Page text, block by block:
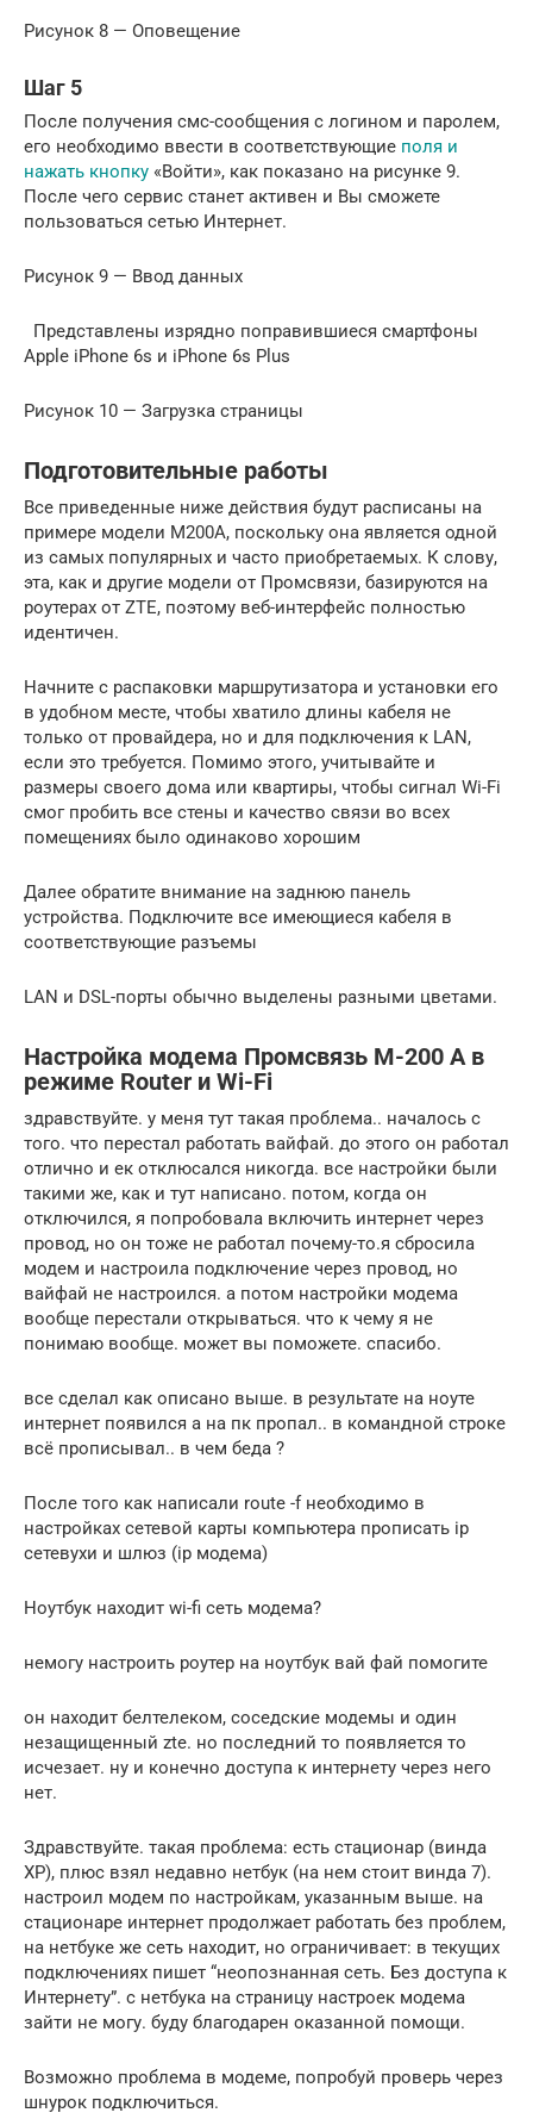
Рисунок 8 — Оповещение
Шаг 5
После получения смс-сообщения с логином и паролем,
его необходимо ввести в соответствующие поля и
нажать кнопку «Войти», как показано на рисунке 9.
После чего сервис станет активен и Вы сможете
пользоваться сетью Интернет.
Рисунок 9 — Ввод данных
Представлены изрядно поправившиеся смартфоны
Apple iPhone 6s и iPhone 6s Plus
Рисунок 10 — Загрузка страницы
Подготовительные работы
Все приведенные ниже действия будут расписаны на
примере модели M200A, поскольку она является одной
из самых популярных и часто приобретаемых. К слову,
эта, как и другие модели от Промсвязи, базируются на
роутерах от ZTE, поэтому веб-интерфейс полностью
идентичен.
Начните с распаковки маршрутизатора и установки его
в удобном месте, чтобы хватило длины кабеля не
только от провайдера, но и для подключения к LAN,
если это требуется. Помимо этого, учитывайте и
размеры своего дома или квартиры, чтобы сигнал Wi-Fi
смог пробить все стены и качество связи во всех
помещениях было одинаково хорошим
Далее обратите внимание на заднюю панель
устройства. Подключите все имеющиеся кабеля в
соответствующие разъемы
LAN и DSL-порты обычно выделены разными цветами.
Настройка модема Промсвязь М-200 А в
режиме Router и Wi-Fi
здравствуйте. у меня тут такая проблема.. началось с
того. что перестал работать вайфай. до этого он работал
отлично и ек отклюсался никогда. все настройки были
такими же, как и тут написано. потом, когда он
отключился, я попробовала включить интернет через
провод, но он тоже не работал почему-то.я сбросила
модем и настроила подключение через провод, но
вайфай не настроился. а потом настройки модема
вообще перестали открываться. что к чему я не
понимаю вообще. может вы поможете. спасибо.
все сделал как описано выше. в результате на ноуте
интернет появился а на пк пропал.. в командной строке
всё прописывал.. в чем беда ?
После того как написали route -f необходимо в
настройках сетевой карты компьютера прописать ip
сетевухи и шлюз (ip модема)
Ноутбук находит wi-fi сеть модема?
немогу настроить роутер на ноутбук вай фай помогите
он находит белтелеком, соседские модемы и один
незащищенный zte. но последний то появляется то
исчезает. ну и конечно доступа к интернету через него
нет.
Здравствуйте. такая проблема: есть стационар (винда
ХР), плюс взял недавно нетбук (на нем стоит винда 7).
настроил модем по настройкам, указанным выше. на
стационаре интернет продолжает работать без проблем,
на нетбуке же сеть находит, но ограничивает: в текущих
подключениях пишет “неопознанная сеть. Без доступа к
Интернету”. с нетбука на страницу настроек модема
зайти не могу. буду благодарен оказанной помощи.
Возможно проблема в модеме, попробуй проверь через
шнурок подключиться.